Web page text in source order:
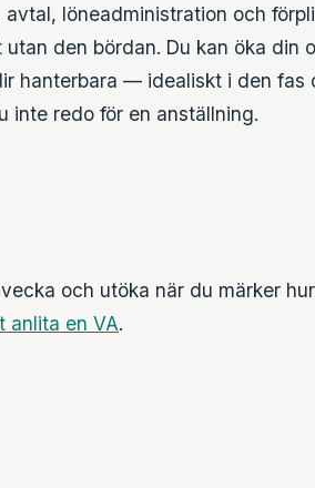
löneadministration och
den bördan. Du kan öka din
hanterbara — idealiskt i den fas
inte redo för en anställning.
och utöka när du märker
anlita en VA.